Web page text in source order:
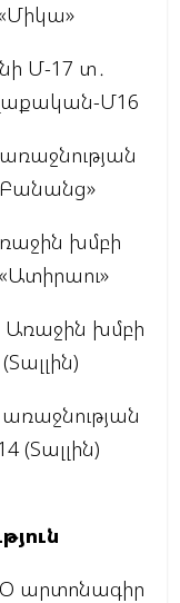
Մ-17 տ․
Մ16
խմբի
Առաջին խմբի
(Տալլին)
արտոնագիր